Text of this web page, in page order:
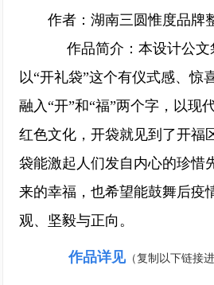
作者：湖南三圆惟度品牌
作品简介：本设计公文
以“开礼袋”这个有仪式感、惊
融入“开”和“福”两个字，以现
红色文化，开袋就见到了开福
袋能激起人们发自内心的珍惜
来的幸福，也希望能鼓舞后疫
观、坚毅与正向。
作品详见 （复制以下链接